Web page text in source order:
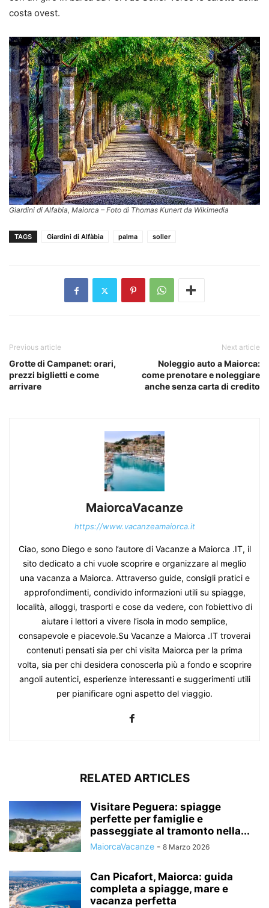
costa ovest.
Giardini di Alfabia, Maiorca – Foto di Thomas Kunert da Wikimedia
TAGS Giardini di Alfàbia palma soller
Previous article
Grotte di Campanet: orari,
prezzi biglietti e come
arrivare
Next article
Noleggio auto a Maiorca:
come prenotare e noleggiare
anche senza carta di credito
MaiorcaVacanze
https://www.vacanzeamaiorca.it
Ciao, sono Diego e sono l’autore di Vacanze a Maiorca .IT, il
sito dedicato a chi vuole scoprire e organizzare al meglio
una vacanza a Maiorca. Attraverso guide, consigli pratici e
approfondimenti, condivido informazioni utili su spiagge,
località, alloggi, trasporti e cose da vedere, con l’obiettivo di
aiutare i lettori a vivere l’isola in modo semplice,
consapevole e piacevole.Su Vacanze a Maiorca .IT troverai
contenuti pensati sia per chi visita Maiorca per la prima
volta, sia per chi desidera conoscerla più a fondo e scoprire
angoli autentici, esperienze interessanti e suggerimenti utili
per pianificare ogni aspetto del viaggio.
RELATED ARTICLES
Visitare Peguera: spiagge
perfette per famiglie e
passeggiate al tramonto nella...
MaiorcaVacanze - 8 Marzo 2026
Can Picafort, Maiorca: guida
completa a spiagge, mare e
vacanza perfetta